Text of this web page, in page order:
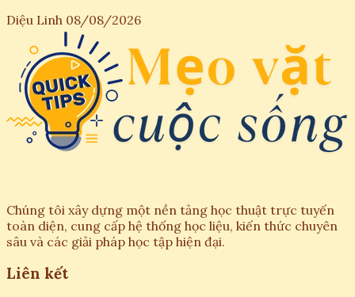
Diệu Linh 08/08/2026
Chúng tôi xây dựng một nền tảng học thuật trực tuyến
toàn diện, cung cấp hệ thống học liệu, kiến thức chuyên
sâu và các giải pháp học tập hiện đại.
Liên kết